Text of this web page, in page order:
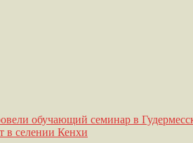
обучающий семинар в
в селении Кенхи